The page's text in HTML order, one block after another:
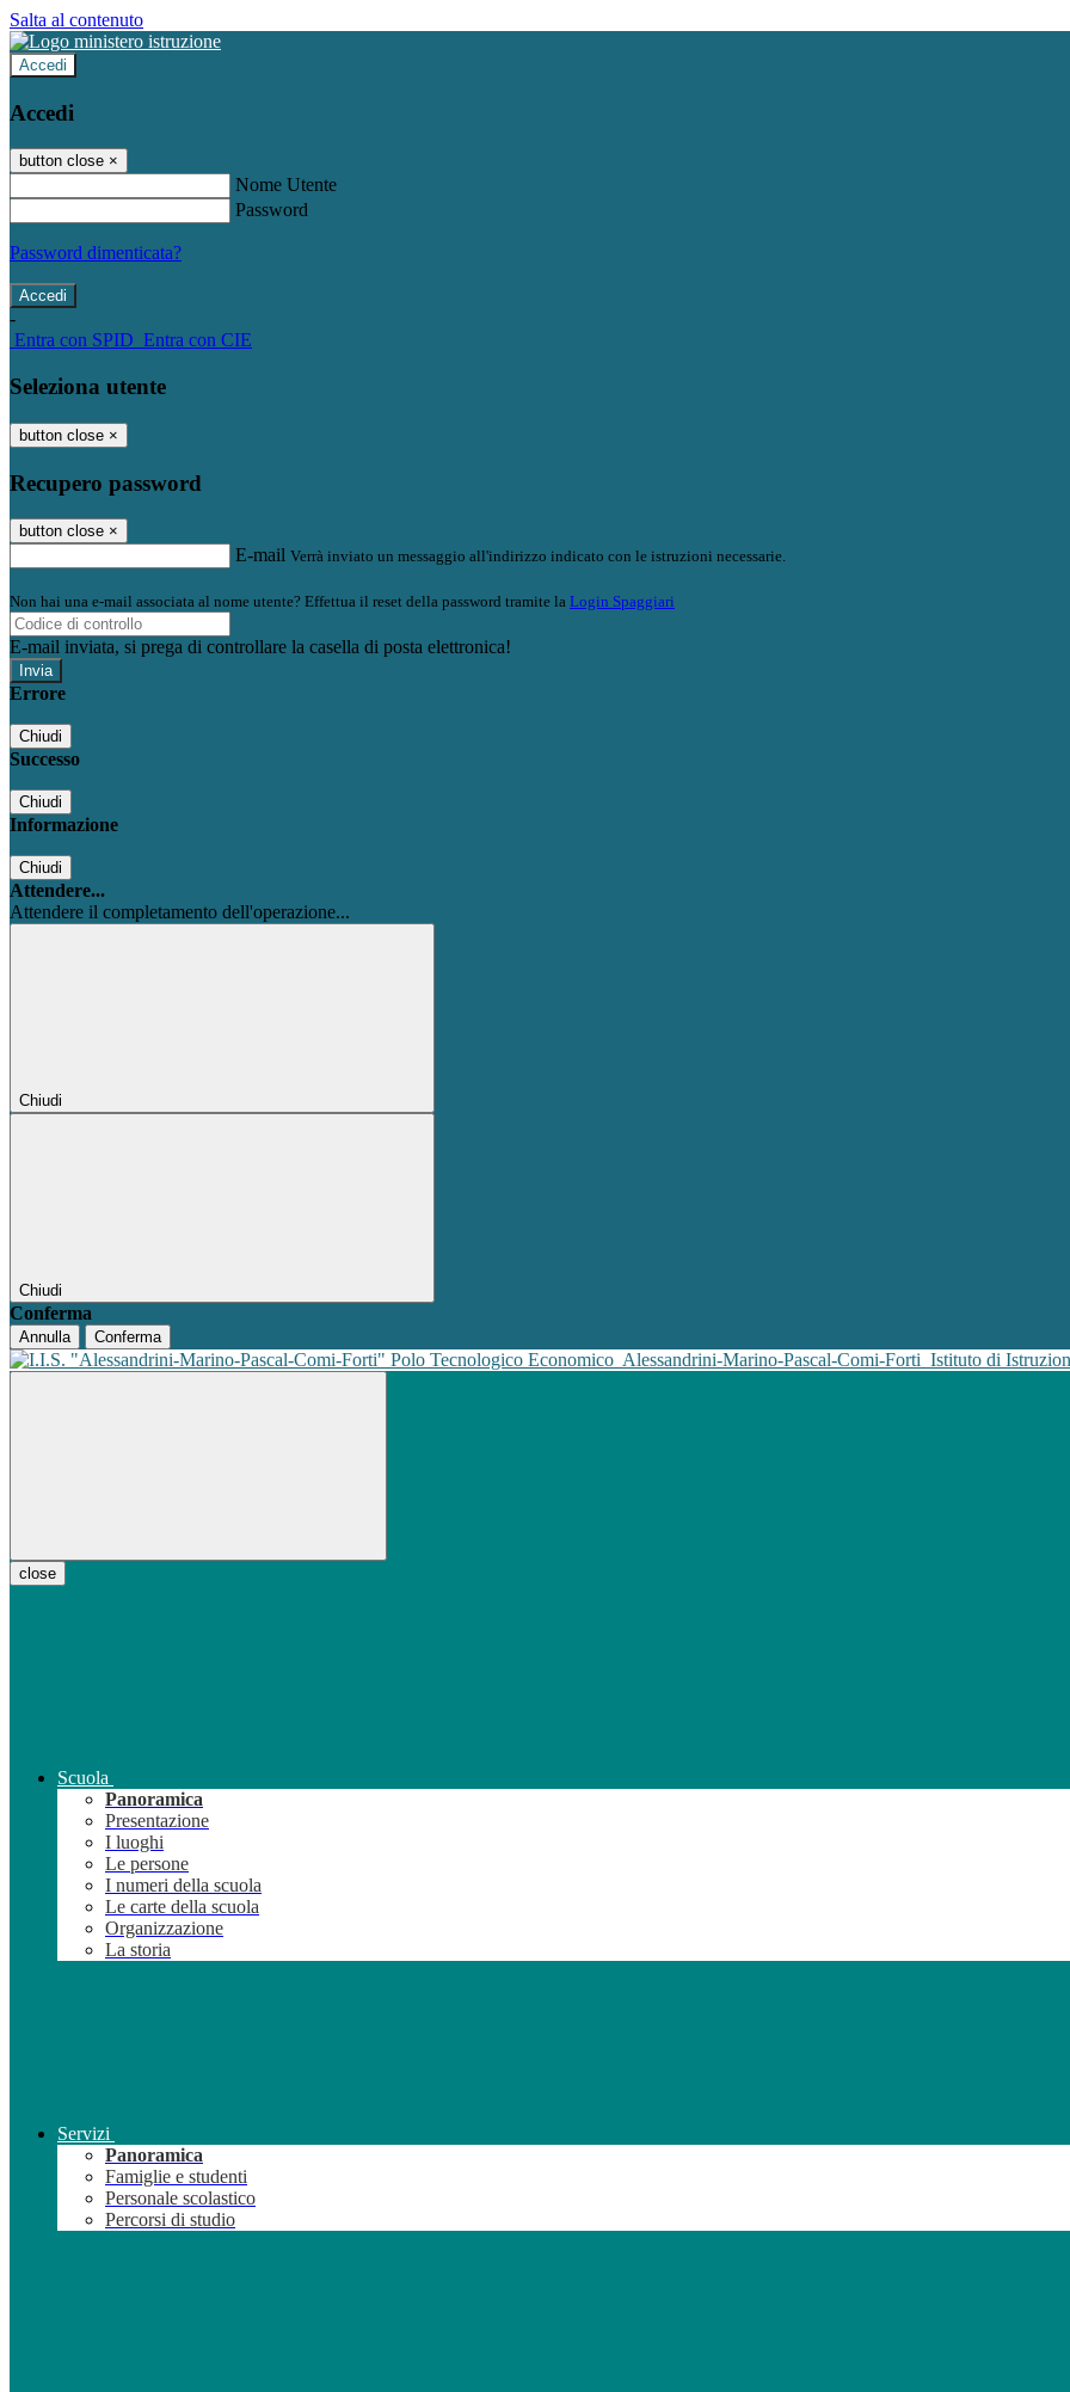
Salta al contenuto
Accedi
Accedi
button close ×
Nome Utente
Password
Password dimenticata?
-
Entra con SPID Entra con CIE
Seleziona utente
button close ×
Recupero password
button close ×
E-mail Verrà inviato un messaggio all'indirizzo indicato con le istruzioni necessarie.
Non hai una e-mail associata al nome utente? Effettua il reset della password tramite la Login Spaggiari
E-mail inviata, si prega di controllare la casella di posta elettronica!
Errore
Chiudi
Successo
Chiudi
Informazione
Chiudi
Attendere...
Attendere il completamento dell'operazione...
Chiudi
Chiudi
Conferma
Annulla Conferma
Polo Tecnologico Economico Alessandrini-Marino-Pascal-Comi-Forti Istituto di
close
Scuola
Panoramica
Presentazione
I luoghi
Le persone
I numeri della scuola
Le carte della scuola
Organizzazione
La storia
Servizi
Panoramica
Famiglie e studenti
Personale scolastico
Percorsi di studio